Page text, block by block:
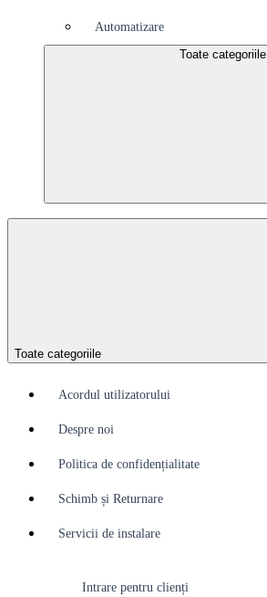
Automatizare
Toate categoriile
Toate categoriile
Acordul utilizatorului
Despre noi
Politica de confidențialitate
Schimb și Returnare
Servicii de instalare
Intrare pentru clienți